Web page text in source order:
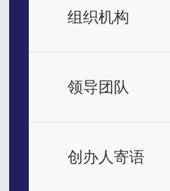
组织机构
领导团队
创办人寄语